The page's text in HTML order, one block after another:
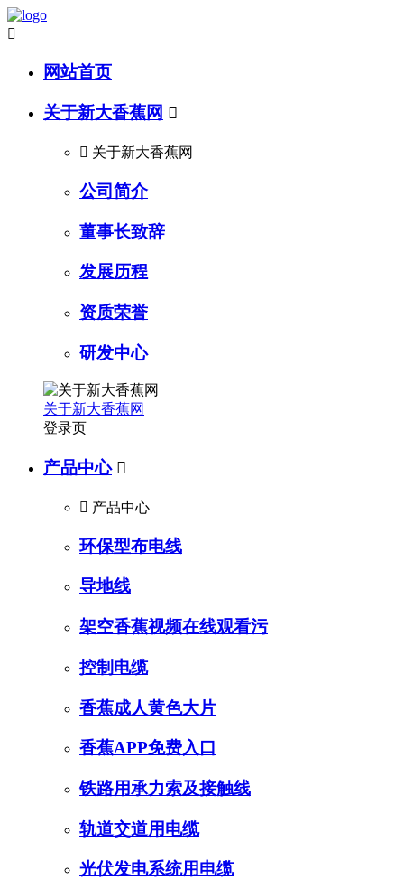

网站首页
关于新大香蕉网 
 关于新大香蕉网
公司简介
董事长致辞
发展历程
资质荣誉
研发中心
关于新大香蕉网
登录页
产品中心 
 产品中心
环保型布电线
导地线
架空香蕉视频在线观看污
控制电缆
香蕉成人黄色大片
香蕉APP免费入口
铁路用承力索及接触线
轨道交道用电缆
光伏发电系统用电缆